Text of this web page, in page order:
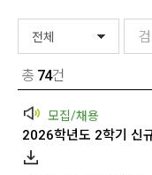
총 74건
모집/채용
2026학년도 2학기 신